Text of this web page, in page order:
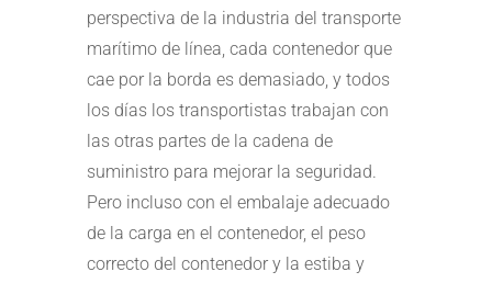
perspectiva de la industria del transporte
marítimo de línea, cada contenedor que
cae por la borda es demasiado, y todos
los días los transportistas trabajan con
las otras partes de la cadena de
suministro para mejorar la seguridad.
Pero incluso con el embalaje adecuado
de la carga en el contenedor, el peso
correcto del contenedor y la estiba y